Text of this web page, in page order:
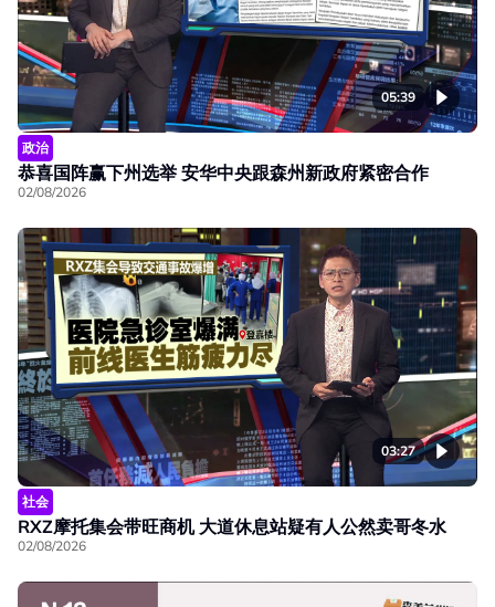
05:39
政治
恭喜国阵赢下州选举 安华中央跟森州新政府紧密合作
02/08/2026
03:27
社会
RXZ摩托集会带旺商机 大道休息站疑有人公然卖哥冬水
02/08/2026